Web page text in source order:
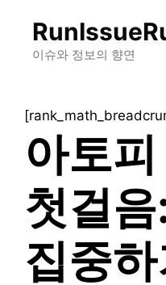
이슈와 정보의 향연
아토
첫걸
집중하